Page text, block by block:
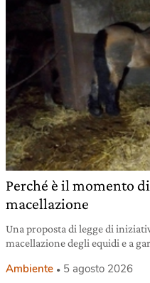
Perché è il momento
macellazione
Una proposta di legge di
macellazione degli equidi e a
Ambiente 5 agosto 2026